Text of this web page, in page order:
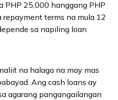
PHP 25,000 hanggang PHP
terms na mula 12
sa napiling loan
na halaga na may mas
Ang cash loans ay
agarang pangangailangan